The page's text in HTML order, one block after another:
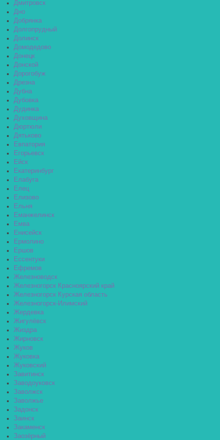
Дмитровск
Дно
Добрянка
Долгопрудный
Долинск
Домодедово
Донецк
Донской
Дорогобуж
Дрезна
Дубна
Дубовка
Дудинка
Духовщина
Дюртюли
Дятьково
Евпатория
Егорьевск
Ейск
Екатеринбург
Елабуга
Елец
Елизово
Ельня
Еманжелинск
Емва
Енисейск
Ермолино
Ершов
Ессентуки
Ефремов
Железноводск
Железногорск Красноярский край
Железногорск Курская область
Железногорск-Илимский
Жердевка
Жигулёвск
Жиздра
Жирновск
Жуков
Жуковка
Жуковский
Завитинск
Заводоуковск
Заволжск
Заволжье
Задонск
Заинск
Закаменск
Заозёрный